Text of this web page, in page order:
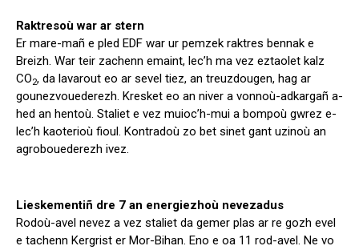
Raktresoù war ar stern
Er mare-mañ e pled EDF war ur pemzek raktres bennak e
Breizh. War teir zachenn emaint, lec’h ma vez eztaolet kalz
CO2, da lavarout eo ar sevel tiez, an treuzdougen, hag ar
gounezvouederezh. Kresket eo an niver a vonnoù-adkargañ a-
hed an hentoù. Staliet e vez muioc’h-mui a bompoù gwrez e-
lec’h kaoterioù fioul. Kontradoù zo bet sinet gant uzinoù an
agrobouederezh ivez.
Lieskementiñ dre 7 an energiezhoù nevezadus
Rodoù-avel nevez a vez staliet da gemer plas ar re gozh evel
e tachenn Kergrist er Mor-Bihan. Eno e oa 11 rod-avel. Ne vo